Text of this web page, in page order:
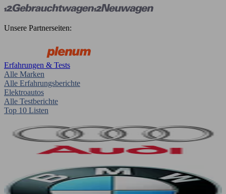
Unsere Partnerseiten:
Erfahrungen & Tests
Alle Marken
Alle Erfahrungsberichte
Elektroautos
Alle Testberichte
Top 10 Listen